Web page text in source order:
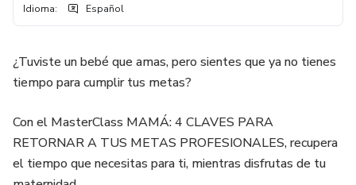
Idioma: Español
¿Tuviste un bebé que amas, pero sientes que ya no tienes
tiempo para cumplir tus metas?
Con el MasterClass MAMÁ: 4 CLAVES PARA
RETORNAR A TUS METAS PROFESIONALES, recupera
el tiempo que necesitas para ti, mientras disfrutas de tu